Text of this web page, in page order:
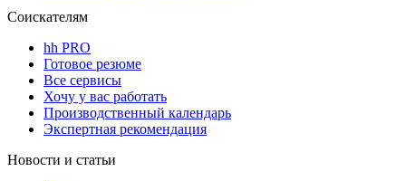
Соискателям
hh PRO
Готовое резюме
Все сервисы
Хочу у вас работать
Производственный календарь
Экспертная рекомендация
Новости и статьи